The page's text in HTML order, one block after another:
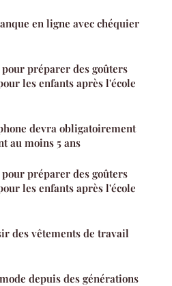
en ligne avec chéquier
préparer des goûters
les enfants après l'école
devra obligatoirement
au moins 5 ans
préparer des goûters
les enfants après l'école
des vêtements de travail
depuis des générations